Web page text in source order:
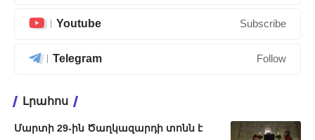
Youtube Subscribe
Telegram Follow
Լրահոս
Մարտի 29-ին Ծաղկազարդի տոնն է